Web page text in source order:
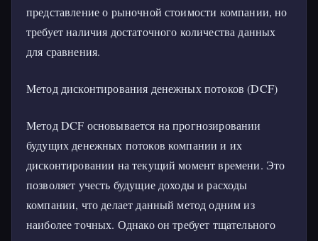
представление о рыночной стоимости компании, но
требует наличия достаточного количества данных
для сравнения.
Метод дисконтирования денежных потоков (DCF)
Метод DCF основывается на прогнозировании
будущих денежных потоков компании и их
дисконтировании на текущий момент времени. Это
позволяет учесть будущие доходы и расходы
компании, что делает данный метод одним из
наиболее точных. Однако он требует тщательного